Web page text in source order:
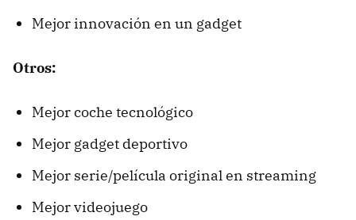
Mejor innovación en un gadget
Otros:
Mejor coche tecnológico
Mejor gadget deportivo
Mejor serie/película original en streaming
Mejor videojuego